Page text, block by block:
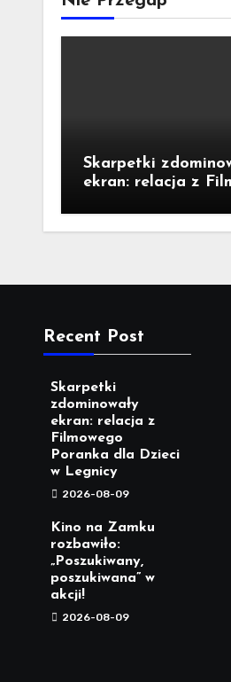
Skarpetki
ekran: relacja z
Legnicy
Recent Post
Skarpetki
zdominowały
ekran: relacja z
Filmowego
Poranka dla Dzieci
w Legnicy
2026-08-09
Kino na Zamku
rozbawiło:
„Poszukiwany,
poszukiwana” w
akcji!
2026-08-09